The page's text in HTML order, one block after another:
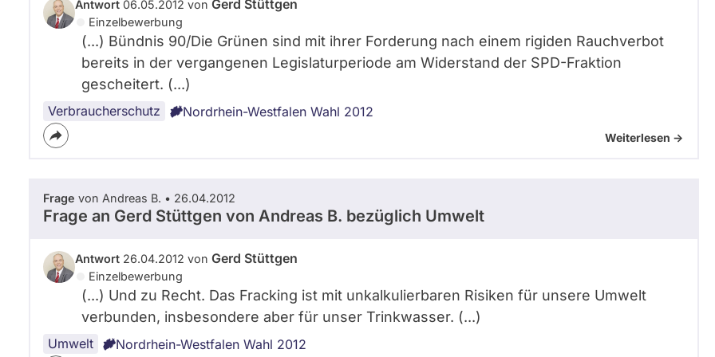
Antwort 06.05.2012 von Gerd Stüttgen
Einzelbewerbung
(...) Bündnis 90/Die Grünen sind mit ihrer Forderung nach einem rigiden Rauchverbot
bereits in der vergangenen Legislaturperiode am Widerstand der SPD-Fraktion
gescheitert. (...)
Verbraucherschutz Nordrhein-Westfalen Wahl 2012
Weiterlesen ->
Frage von Andreas B. • 26.04.2012
Frage an Gerd Stüttgen von Andreas B. bezüglich Umwelt
Antwort 26.04.2012 von Gerd Stüttgen
Einzelbewerbung
(...) Und zu Recht. Das Fracking ist mit unkalkulierbaren Risiken für unsere Umwelt
verbunden, insbesondere aber für unser Trinkwasser. (...)
Umwelt Nordrhein-Westfalen Wahl 2012